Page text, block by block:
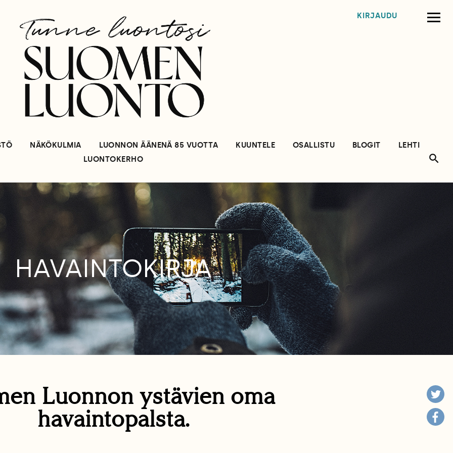
KIRJAUDU
NÄKÖKULMIA LUONNON ÄÄNENÄ 85 VUOTTA KUUNTELE OSALLISTU BLOGIT
LEHTI
LUONTOKERHO
HAVAINTOKIRJA
Luonnon ystävien oma
havaintopalsta.